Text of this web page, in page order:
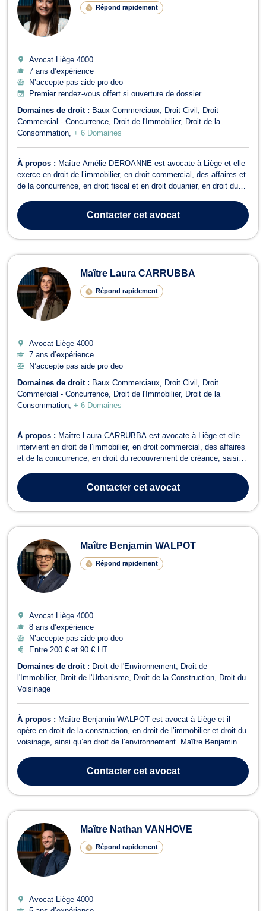
Répond rapidement
Avocat Liège 4000
7 ans d’expérience
N’accepte pas aide pro deo
Premier rendez-vous offert si ouverture de dossier
Domaines de droit : Baux Commerciaux Droit Civil
Droit
Commercial - Concurrence
Droit de l'Immobilier
Droit de la
Consommation + 6 Domaines
À propos : Maître Amélie DEROANNE est avocate à Liège et elle
exerce en droit de l’immobilier, en droit commercial, des affaires et
de la concurrence, en droit fiscal et en droit douanier, en droit du
des sociétés ainsi qu’en droit du crédit et de la consommation. En
c...
Contactercet avocat
Maître Laura CARRUBBA
Répond rapidement
Avocat Liège 4000
7 ans d’expérience
N’accepte pas aide pro deo
Domaines de droit : Baux Commerciaux Droit Civil
Droit
Commercial - Concurrence
Droit de l'Immobilier
Droit de la
Consommation + 6 Domaines
À propos : Maître Laura CARRUBBA est avocate à Liège et elle
intervient en droit de l’immobilier, en droit commercial, des affaires
et de la concurrence, en droit du recouvrement de créance, saisie
des sociétés ainsi qu’en droit des garanties, des sûretés et des
mes...
Contactercet avocat
Maître Benjamin WALPOT
Répond rapidement
Avocat Liège 4000
8 ans d’expérience
N’accepte pas aide pro deo
Entre 200 € et 90 € HT
Domaines de droit : Droit de l'Environnement
Droit de
l'Immobilier
Droit de l'Urbanisme Droit de la Construction
Droit du
Voisinage
À propos : Maître Benjamin WALPOT est avocat à Liège et il
opère en droit de la construction, en droit de l’immobilier et droit du
voisinage, ainsi qu’en droit de l’environnement. Maître Benjamin
Il est particulièrement compétent en matière de droit de l'urbanisme
si vous ...
Contactercet avocat
Maître Nathan VANHOVE
Répond rapidement
Avocat Liège 4000